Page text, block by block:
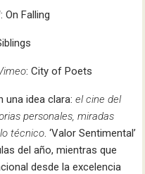
: On Falling
: City of Poets
una idea clara:el cine del
personales, miradas
técnico. ‘Valor Sentimental’
del año, mientras que
desde la excelencia